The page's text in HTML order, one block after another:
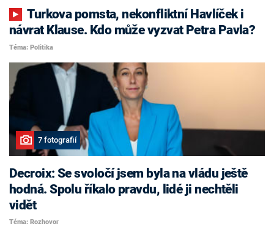
Turkova pomsta, nekonfliktní Havlíček i
návrat Klause. Kdo může vyzvat Petra Pavla?
Téma: Politika
7 fotografií
Decroix: Se svoločí jsem byla na vládu ještě
hodná. Spolu říkalo pravdu, lidé ji nechtěli
vidět
Téma: Rozhovor